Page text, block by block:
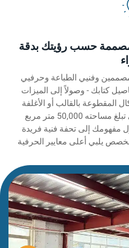
حسب رؤيتك بدقة
وفنيي الطباعة وحرفيي
كتابك - وصولاً إلى الميزات
المقطوعة بالقالب أو الأغلفة
المتخصصة. وبدعم من مصنعنا الذي تبلغ مساحته 50,000 متر مربع
مفهومك إلى تحفة فنية فريدة